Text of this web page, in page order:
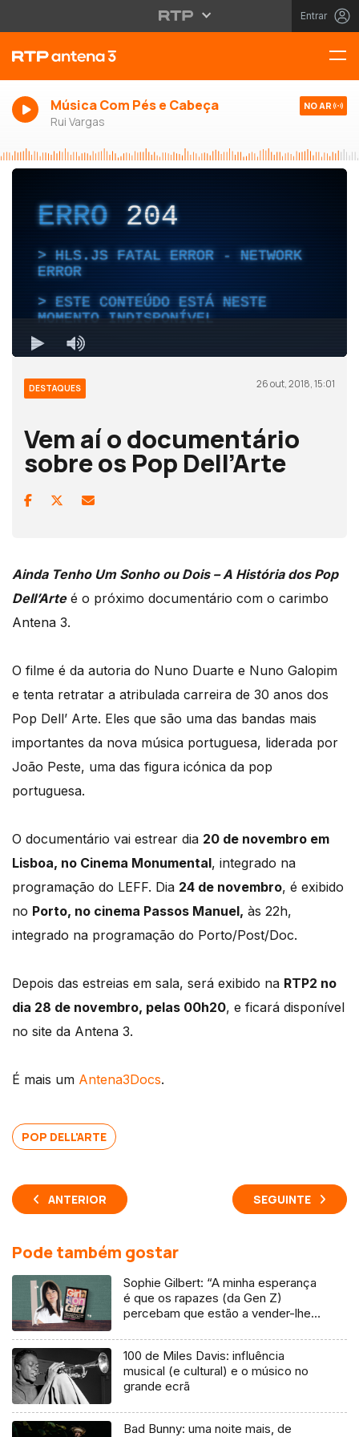
Entrar
Música Com Pés e Cabeça
Rui Vargas
NO AR
DESTAQUES 26 out, 2018, 15:01
Vem aí o documentário
sobre os Pop Dell’Arte
Ainda Tenho Um Sonho ou Dois – A História dos Pop
Dell’Arteé o próximo documentário com o carimbo
Antena 3.
O filme é da autoria do Nuno Duarte e Nuno Galopim
e tenta retratar a atribulada carreira de 30 anos dos
Pop Dell’ Arte. Eles que são uma das bandas mais
importantes da nova música portuguesa, liderada por
João Peste, uma das figura icónica da pop
portuguesa.
O documentário vai estrear dia 20 de novembro em
Lisboa, no Cinema Monumental, integrado na
programação do LEFF. Dia 24 de novembro, é exibido
no Porto, no cinema Passos Manuel, às 22h,
integrado na programação do Porto/Post/Doc.
Depois das estreias em sala, será exibido na RTP2 no
dia 28 de novembro, pelas 00h20, e ficará disponível
no site da Antena 3.
É mais um Antena3Docs.
POP DELL'ARTE
ANTERIOR SEGUINTE
Pode também gostar
Sophie Gilbert: “A minha esperança
é que os rapazes (da Gen Z)
percebam que estão a vender-lhes
100 de Miles Davis: influência
musical (e cultural) e o músico no
grande ecrã
Bad Bunny: uma noite mais, de